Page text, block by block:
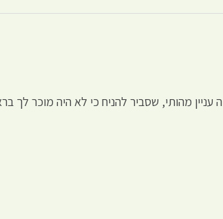
מהותי, שסביר להניח כי לא היה מוכר לך